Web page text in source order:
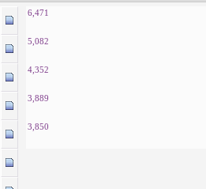
6,471
5,082
4,352
3,889
3,850